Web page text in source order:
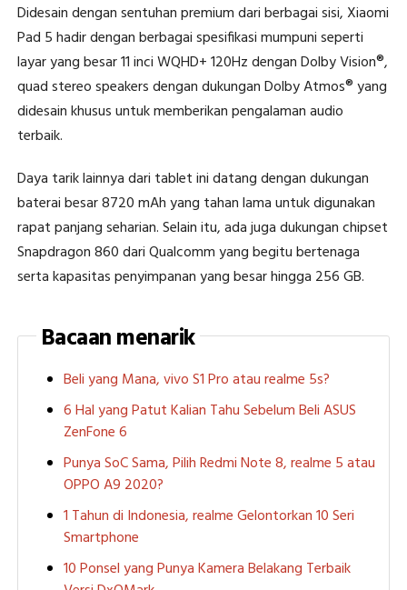
Didesain dengan sentuhan premium dari berbagai sisi, Xiaomi
Pad 5 hadir dengan berbagai spesifikasi mumpuni seperti
layar yang besar 11 inci WQHD+ 120Hz dengan Dolby Vision®,
quad stereo speakers dengan dukungan Dolby Atmos® yang
didesain khusus untuk memberikan pengalaman audio
terbaik.
Daya tarik lainnya dari tablet ini datang dengan dukungan
baterai besar 8720 mAh yang tahan lama untuk digunakan
rapat panjang seharian. Selain itu, ada juga dukungan chipset
Snapdragon 860 dari Qualcomm yang begitu bertenaga
serta kapasitas penyimpanan yang besar hingga 256 GB.
Bacaan menarik
Beli yang Mana, vivo S1 Pro atau realme 5s?
6 Hal yang Patut Kalian Tahu Sebelum Beli ASUS
ZenFone 6
Punya SoC Sama, Pilih Redmi Note 8, realme 5 atau
OPPO A9 2020?
1 Tahun di Indonesia, realme Gelontorkan 10 Seri
Smartphone
10 Ponsel yang Punya Kamera Belakang Terbaik